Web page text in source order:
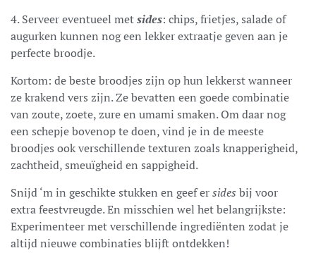
4. Serveer eventueel metsides: chips, frietjes, salade of
augurken kunnen nog een lekker extraatje geven aan je
perfecte broodje.
Kortom: de beste broodjes zijn op hun lekkerst wanneer
ze krakend vers zijn. Ze bevatten een goede combinatie
van zoute, zoete, zure en umami smaken. Om daar nog
een schepje bovenop te doen, vind je in de meeste
broodjes ook verschillende texturen zoals knapperigheid,
zachtheid, smeuïgheid en sappigheid.
Snijd ‘m in geschikte stukken en geef ersides bij voor
extra feestvreugde. En misschien wel het belangrijkste:
Experimenteer met verschillende ingrediënten zodat je
altijd nieuwe combinaties blijft ontdekken!